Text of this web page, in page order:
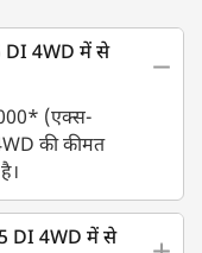
DI 4WD में से
(एक्स-
की कीमत
DI 4WD में से